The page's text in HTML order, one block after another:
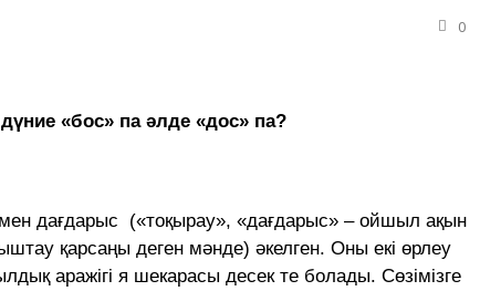
0
«бос» па әлде «дос» па?
дағдарыс («тоқырау», «дағдарыс» – ойшыл ақын
қарсаңы деген мәнде) әкелген. Оны екі өрлеу
аражігі я шекарасы десек те болады. Сөзімізге